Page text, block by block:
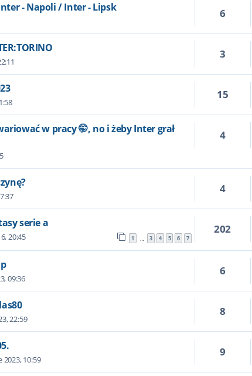
- Napoli / Inter - Lipsk 6
3
15
w pracy 🤭, no i żeby Inter grał
4
4
serie a
20:45 1 … 3 4 5 6 7
202
09:36
6
22:59
8
2023, 10:59
9